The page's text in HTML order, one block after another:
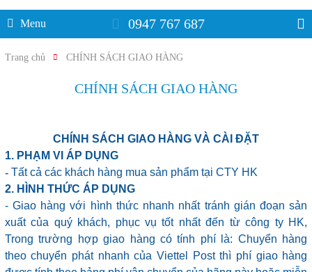
Menu 0947 767 687
Trang chủ CHÍNH SÁCH GIAO HÀNG
CHÍNH SÁCH GIAO HÀNG
CHÍNH SÁCH GIAO HÀNG VÀ CÀI ĐẶT
1. PHẠM VI ÁP DỤNG
- Tất cả các khách hàng mua sản phẩm tại CTY HK
2. HÌNH THỨC ÁP DỤNG
- Giao hàng với hình thức nhanh nhất tránh gián đoạn sản
xuất của quý khách, phục vụ tốt nhất đến từ công ty HK,
Trong trường hợp giao hàng có tính phí là: Chuyển hàng
theo chuyển phát nhanh của Viettel Post thì phí giao hàng